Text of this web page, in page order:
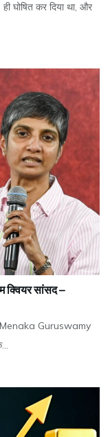
घोषित कर दिया था, और
सांसद –
Menaka Guruswamy